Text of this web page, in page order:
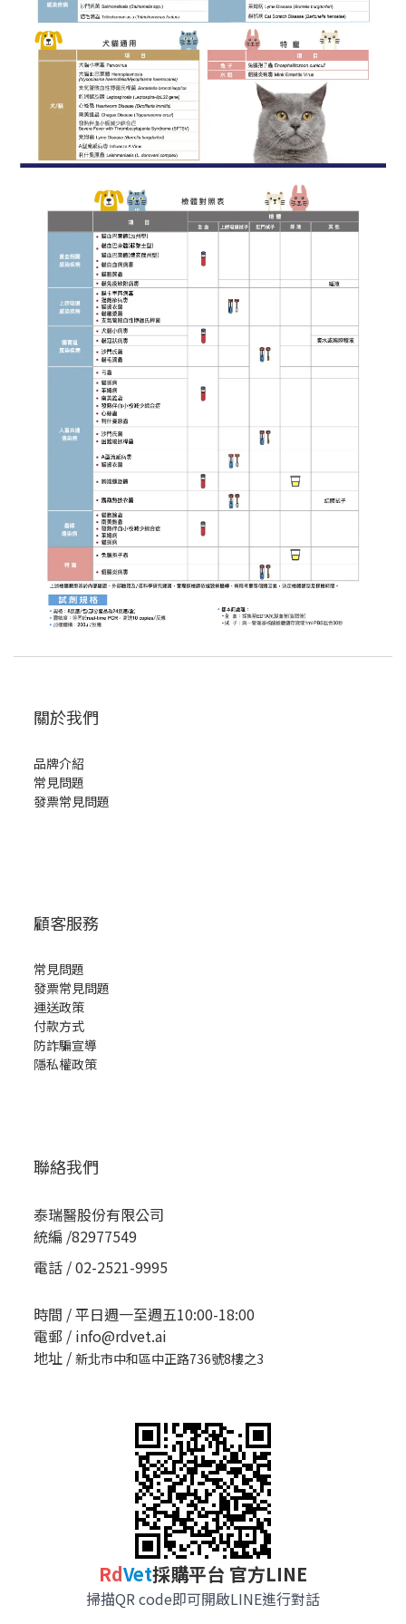
關於我們
品牌介紹
常見問題
發票常見問題
顧客服務
常見問題
發票常見問題
運送政策
付款方式
防詐騙宣導
隱私權政策
聯絡我們
泰瑞醫股份有限公司
統編 /82977549
電話 / 02-2521-9995
時間 / 平日週一至週五10:00-18:00
電郵 / info@rdvet.ai
地址 / 新北市中和區中正路736號8樓之3
RdVet採購平台 官方LINE
掃描QR code即可開啟LINE進行對話